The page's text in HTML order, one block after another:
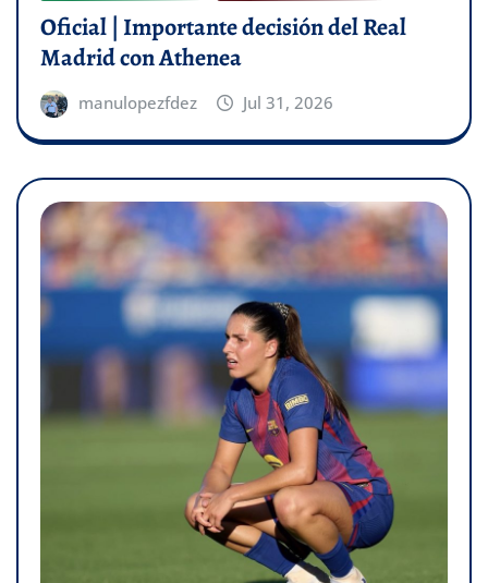
Oficial | Importante decisión del Real
Madrid con Athenea
manulopezfdez Jul 31, 2026